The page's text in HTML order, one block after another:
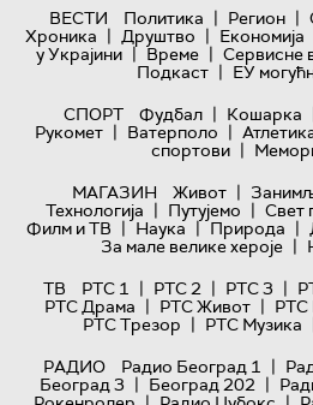
ВЕСТИ Политика | Регион |
Хроника | Друштво | Економија
у Украјини | Време | Сервисне
Подкаст | ЕУ
СПОРТ
Фудбал | Кошарка
Рукомет | Ватерполо |
спортови |
МАГАЗИН
Живот |
Технологијa | Путујемо | Свет
Филм и ТВ | Наука | Природа |
За мале велике хероје |
ТВ
РТС 1 | РТС 2 | РТС 3 |
РТС Драма | РТС Живот | РТС
РТС Трезор | РТС Музика
РАДИО
Радио Београд 1 |
Београд 3 | Београд 202 |